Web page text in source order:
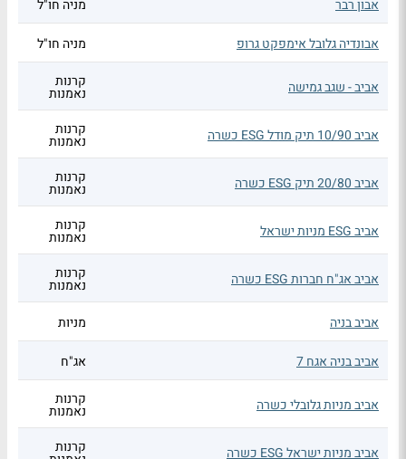
אבון רבר מניה חו"ל
אבונדיה גלובל אימפקט גרופ מניה חו"ל
אביב - שגב גמישה קרנות
נאמנות
אביב 10/90 תיק מודל ESG כשרה קרנות
נאמנות
אביב 20/80 תיק ESG כשרה קרנות
נאמנות
אביב ESG מניות ישראל קרנות
נאמנות
אביב אג"ח חברות ESG כשרה קרנות
נאמנות
אביב בניה
מניות
אביב בניה אגח 7 אג"ח
אביב מניות גלובלי כשרה קרנות
נאמנות
אביב מניות ישראל ESG כשרה קרנות